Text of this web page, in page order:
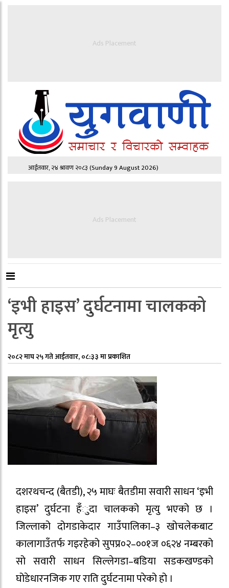
Ads Placement
आईतवार, २४ श्रावण २०८३(Sunday 9 August 2026)
Ads Placement
‘इभी हाइस’ दुर्घटनामा चालकको
मृत्यु
२०८२ माघ २५ गते आईतवार, ०८:३३ मा प्रकाशित
दशरथचन्द (बैतडी), २५ माघः बैतडीमा सवारी साधन ‘इभी
हाइस’ दुर्घटना हँुदा चालकको मृत्यु भएको छ ।
जिल्लाको दोगडाकेदार गाउँपालिका–३ खोचलेकबाट
कालागाउँतर्फ गइरहेको सुपप्र०२–००१ज ०६२४ नम्बरको
सो सवारी साधन सिल्लेगडा–बडिया सडकखण्डको
घोडेधारनजिक गए राति दुर्घटनामा परेको हो ।